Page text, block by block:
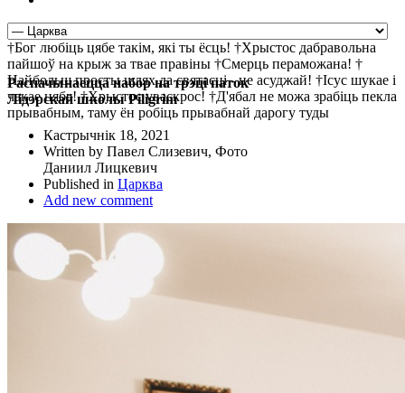
†Бог любіць цябе такім, які ты ёсць! †Хрыстос дабравольна
пайшоў на крыж за твае правіны †Смерць пераможана! †
Найбольш просты шлях да святасці - не асуджай! †Ісус шукае і
чакае цябе! †Хрыстос уваскрос! †Д'ябал не можа зрабіць пекла
прывабным, таму ён робіць прывабнай дарогу туды
Распачынаецца набор на трэці паток
Лідэрскай школы Piligrim
Кастрычнік 18, 2021
Written by Павел Слизевич, Фото
Даниил Лицкевич
Published in Царква
Add new comment